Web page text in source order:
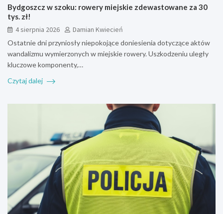
Bydgoszcz w szoku: rowery miejskie zdewastowane za 30
tys. zł!
4 sierpnia 2026
Damian Kwiecień
Ostatnie dni przyniosły niepokojące doniesienia dotyczące aktów
wandalizmu wymierzonych w miejskie rowery. Uszkodzeniu uległy
kluczowe komponenty,…
Czytaj dalej